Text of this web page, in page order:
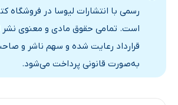
رسمی با انتشارات لیوسا در فروشگاه
است. تمامی حقوق مادی و معنوی نشر
قرارداد رعایت شده و سهم ناشر و
به‌صورت قانونی پرداخت می‌شود.